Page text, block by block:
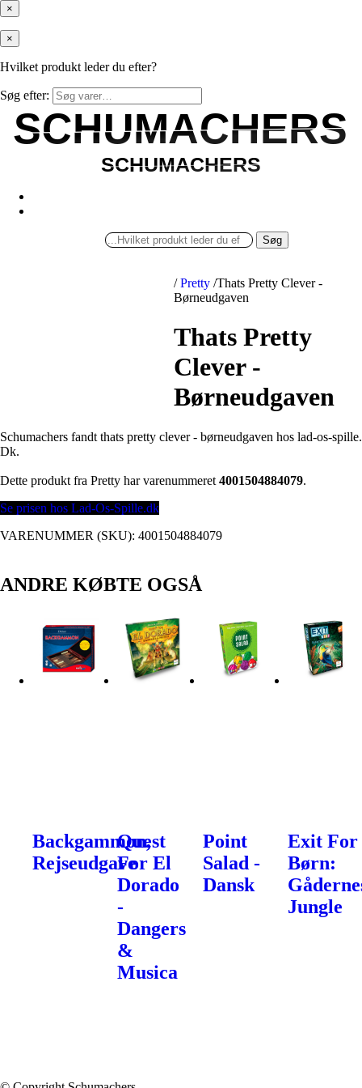
×
×
Hvilket produkt leder du efter?
Søg efter:
SCHUMACHERS
SCHUMACHERS
SCHUMACHERS
SCHUMACHERS
Søg
/ Pretty /Thats Pretty Clever -
Børneudgaven
Thats Pretty
Clever -
Børneudgaven
Schumachers fandt thats pretty clever - børneudgaven hos lad-os-spille.
Dk.
Dette produkt fra Pretty har varenummeret 4001504884079.
Se prisen hos Lad-Os-Spille.dk
VARENUMMER (SKU): 4001504884079
ANDRE KØBTE OGSÅ
Backgammon,
Rejseudgave
Quest
For El
Dorado
-
Dangers
&
Musica
Point
Salad -
Dansk
Exit For
Børn:
Jungle